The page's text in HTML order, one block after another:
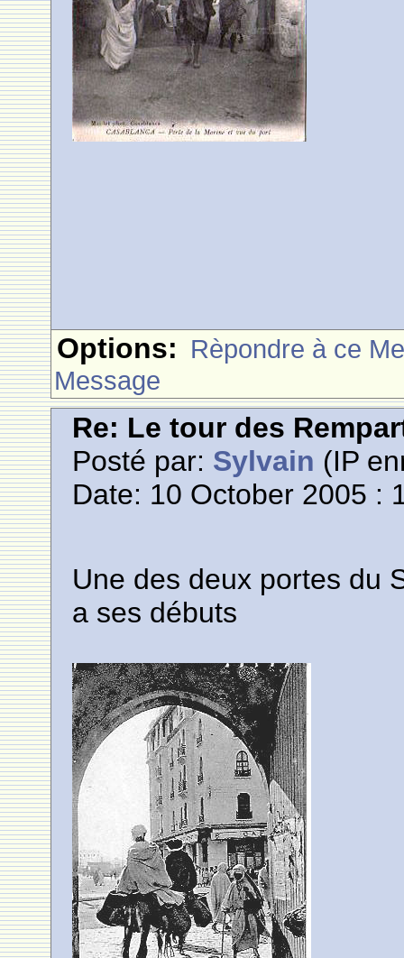
Options: Rèpondre à ce
Message
Re: Le tour des
Posté par: Sylvain (IP
Date: 10 October 2005 :
Une des deux portes du
a ses débuts